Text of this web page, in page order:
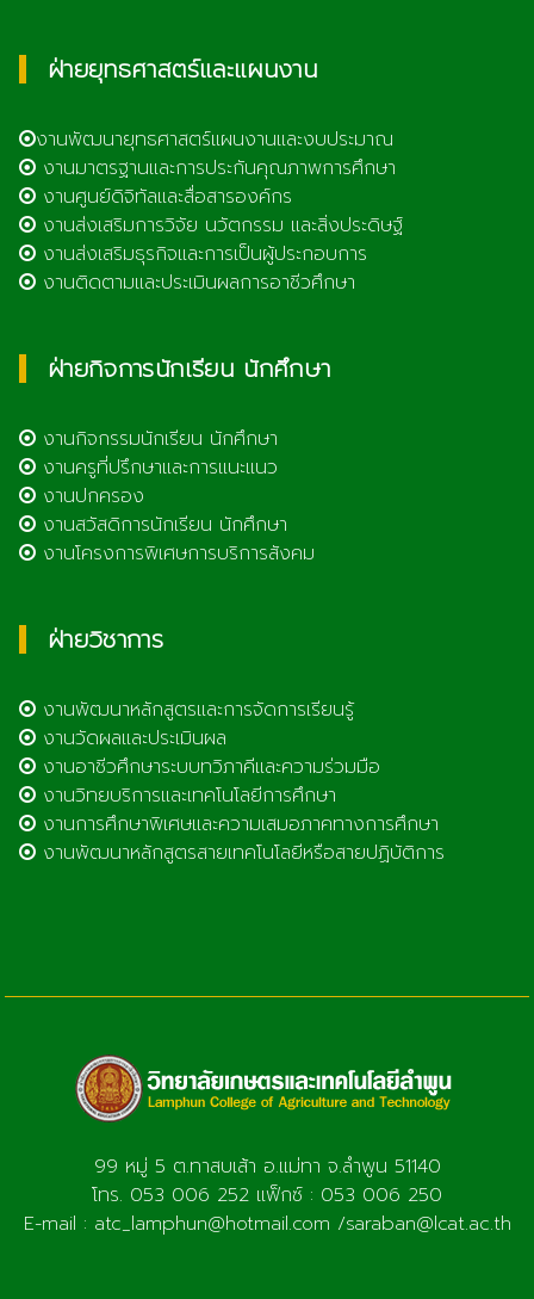
ฝ่ายยุทธศาสตร์และแผนงาน
งานพัฒนายุทธศาสตร์แผนงานและงบประมาณ
งานมาตรฐานและการประกันคุณภาพการศึกษา
งานศูนย์ดิจิทัลและสื่อสารองค์กร
งานส่งเสริมการวิจัย นวัตกรรม และสิ่งประดิษฐ์
งานส่งเสริมธุรกิจและการเป็นผู้ประกอบการ
งานติดตามและประเมินผลการอาชีวศึกษา
ฝ่ายกิจการนักเรียน นักศึกษา
งานกิจกรรมนักเรียน นักศึกษา
งานครูที่ปรึกษาและการแนะแนว
งานปกครอง
งานสวัสดิการนักเรียน นักศึกษา
งานโครงการพิเศษการบริการสังคม
ฝ่ายวิชาการ
งานพัฒนาหลักสูตรและการจัดการเรียนรู้
งานวัดผลและประเมินผล
งานอาชีวศึกษาระบบทวิภาคีและความร่วมมือ
งานวิทยบริการและเทคโนโลยีการศึกษา
งานการศึกษาพิเศษและความเสมอภาคทางการศึกษา
งานพัฒนาหลักสูตรสายเทคโนโลยีหรือสายปฏิบัติการ
99 หมู่ 5 ต.ทาสบเส้า อ.แม่ทา จ.ลำพูน 51140
โทร. 053 006 252 แฟ็กซ์ : 053 006 250
E-mail : atc_lamphun@hotmail.com /saraban@lcat.ac.th